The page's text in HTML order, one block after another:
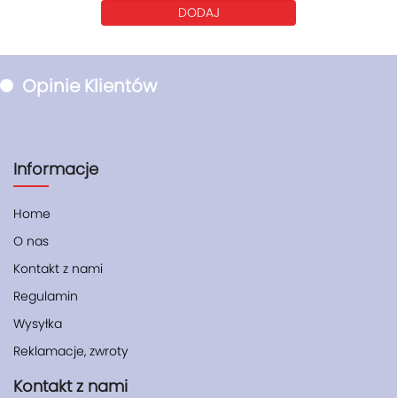
DODAJ
Opinie Klientów
Informacje
Home
O nas
Kontakt z nami
Regulamin
Wysyłka
Reklamacje, zwroty
Kontakt z nami